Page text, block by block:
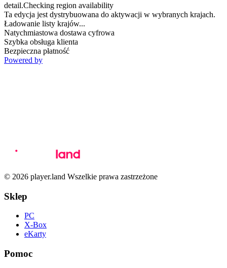
detail.Checking region availability
Ta edycja jest dystrybuowana do aktywacji w wybranych krajach.
Ładowanie listy krajów...
Natychmiastowa dostawa cyfrowa
Szybka obsługa klienta
Bezpieczna płatność
Powered by
© 2026 player.land Wszelkie prawa zastrzeżone
Sklep
PC
X-Box
eKarty
Pomoc